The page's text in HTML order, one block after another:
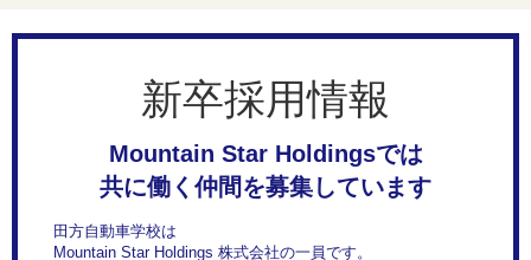
新卒採用情報
Mountain Star Holdingsでは
共に働く仲間を募集しています
田方自動車学校は
Mountain Star Holdings 株式会社の一員です。